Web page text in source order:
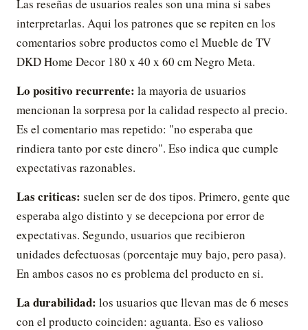
Las reseñas de usuarios reales son una mina si sabes
interpretarlas. Aqui los patrones que se repiten en los
comentarios sobre productos como el Mueble de TV
DKD Home Decor 180 x 40 x 60 cm Negro Meta.
Lo positivo recurrente: la mayoria de usuarios
mencionan la sorpresa por la calidad respecto al precio.
Es el comentario mas repetido: "no esperaba que
rindiera tanto por este dinero". Eso indica que cumple
expectativas razonables.
Las criticas: suelen ser de dos tipos. Primero, gente que
esperaba algo distinto y se decepciona por error de
expectativas. Segundo, usuarios que recibieron
unidades defectuosas (porcentaje muy bajo, pero pasa).
En ambos casos no es problema del producto en si.
La durabilidad: los usuarios que llevan mas de 6 meses
con el producto coinciden: aguanta. Eso es valioso